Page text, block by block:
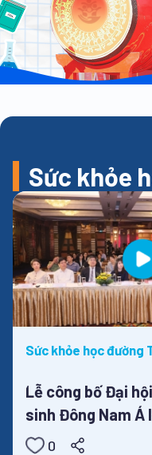
Sức khỏe
Sức khỏe học đường
Lễ công bố Đại
sinh Đông Nam Á
0